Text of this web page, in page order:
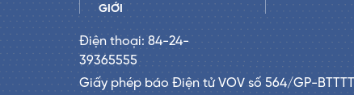
GIỚI
Điện thoại: 84-24-
39365555
Giấy phép báo Điện tử VOV số 564/GP-